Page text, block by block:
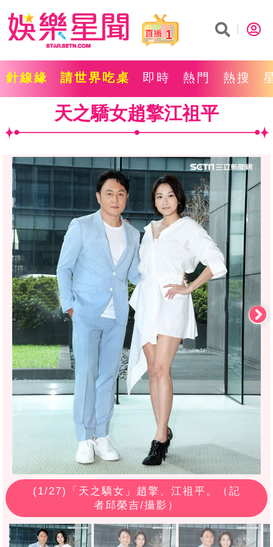
1
針線緣 請世界吃桌 即時 熱門 熱搜
天之驕女趙擎江祖平
(1/27)「天之驕女」趙擎、江祖平。（記
者邱榮吉/攝影）